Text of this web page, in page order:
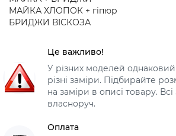
МАЙКА ХЛОПОК + гіпюр
БРИДЖИ ВІСКОЗА
Це важливо!
У різних моделей
різні заміри. Підбирайте
на заміри в описі товару.
власноруч.
Оплата